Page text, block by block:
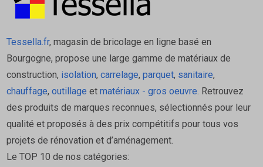
Tessella.fr, magasin de bricolage en ligne basé en
Bourgogne, propose une large gamme de matériaux de
construction, isolation, carrelage, parquet, sanitaire,
chauffage, outillage et matériaux - gros oeuvre. Retrouvez
des produits de marques reconnues, sélectionnés pour leur
qualité et proposés à des prix compétitifs pour tous vos
projets de rénovation et d’aménagement.
Le TOP 10 de nos catégories: